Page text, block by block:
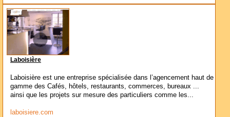
Laboisière
Laboisière est une entreprise spécialisée dans l’agencement haut de
gamme des Cafés, hôtels, restaurants, commerces, bureaux ...
ainsi que les projets sur mesure des particuliers comme les...
laboisiere.com